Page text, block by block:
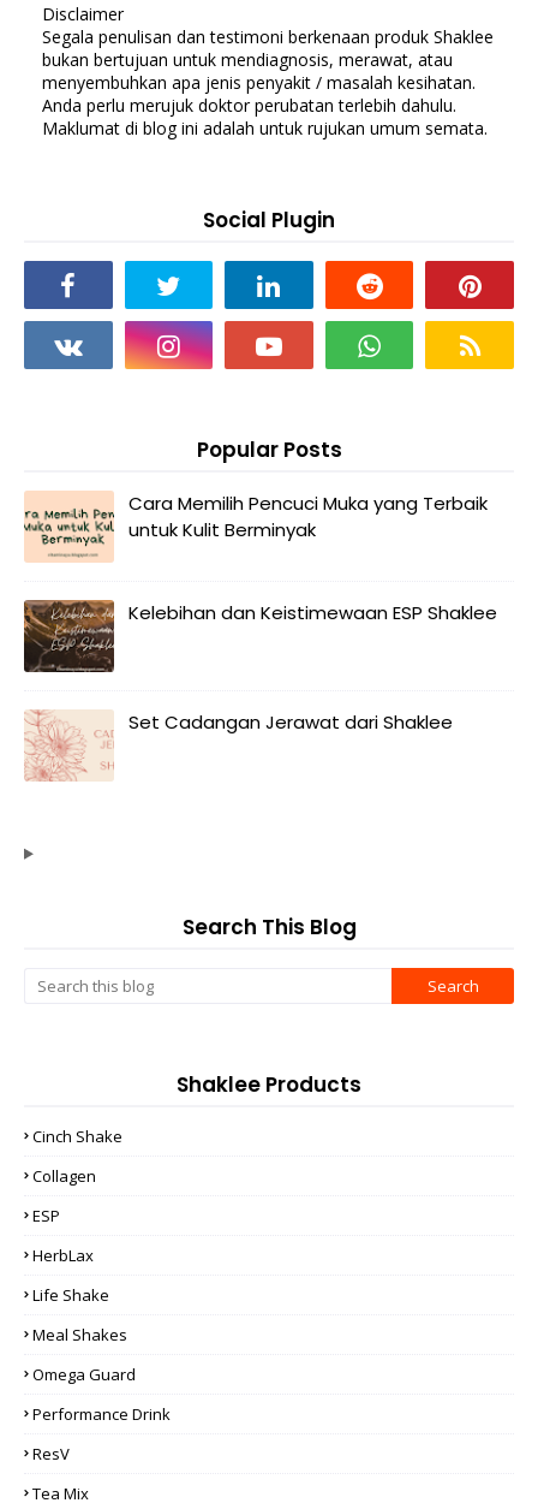
Disclaimer
Segala penulisan dan testimoni berkenaan produk Shaklee
bukan bertujuan untuk mendiagnosis, merawat, atau
menyembuhkan apa jenis penyakit / masalah kesihatan.
Anda perlu merujuk doktor perubatan terlebih dahulu.
Maklumat di blog ini adalah untuk rujukan umum semata.
Social Plugin
Popular Posts
Cara Memilih Pencuci Muka yang Terbaik
untuk Kulit Berminyak
Kelebihan dan Keistimewaan ESP Shaklee
Set Cadangan Jerawat dari Shaklee
Search This Blog
Shaklee Products
Cinch Shake
Collagen
ESP
HerbLax
Life Shake
Meal Shakes
Omega Guard
Performance Drink
ResV
Tea Mix